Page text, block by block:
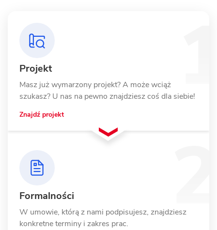
Projekt
Masz już wymarzony projekt? A może wciąż
szukasz? U nas na pewno znajdziesz coś dla siebie!
Znajdź projekt
Formalności
W umowie, którą z nami podpisujesz, znajdziesz
konkretne terminy i zakres prac.